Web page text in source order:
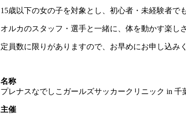
15歳以下の女の子を対象とし、初心者・未経験者で
オルカのスタッフ・選手と一緒に、体を動かす楽し
定員数に限りがありますので、お早めにお申し込み
名称
プレナスなでしこガールズサッカークリニック in 千
主催